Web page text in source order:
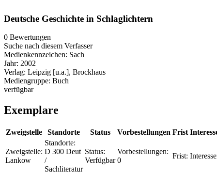
Deutsche Geschichte in Schlaglichtern
0 Bewertungen
Suche nach diesem Verfasser
Medienkennzeichen: Sach
Jahr: 2002
Verlag: Leipzig [u.a.], Brockhaus
Mediengruppe: Buch
verfügbar
Exemplare
Zweigstelle Standorte Status Vorbestellungen Frist
Zweigstelle:
Lankow
Standorte:
D 300 Deut
/
Sachliteratur
Status:
Verfügbar
Vorbestellungen:
0
Frist: